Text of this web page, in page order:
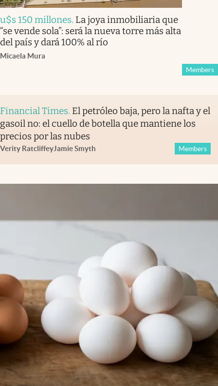
u$s 150 millones. La joya inmobiliaria que
“se vende sola”: será la nueva torre más alta
del país y dará 100% al río
Micaela Mura
Members
Financial Times. El petróleo baja, pero la nafta y el
gasoil no: el cuello de botella que mantiene los
precios por las nubes
Verity RatcliffeyJamie Smyth Members